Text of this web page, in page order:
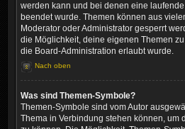
werden kann und bei denen eine
beendet wurde. Themen können aus
Moderator oder Administrator gesperrt
die Möglichkeit, deine eigenen Themen
die Board-Administration erlaubt wurde.
Nach oben
Was sind Themen-Symbole?
Themen-Symbole sind vom Autor
Thema in Verbindung stehen können, um